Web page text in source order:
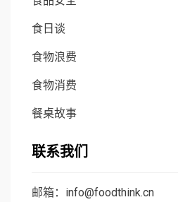
食日谈
食物浪费
食物消费
餐桌故事
联系我们
邮箱：info@foodthink.cn